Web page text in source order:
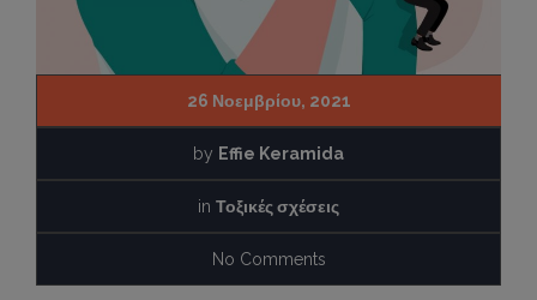
26 Νοεμβρίου, 2021
by Effie Keramida
in Τοξικές σχέσεις
No Comments